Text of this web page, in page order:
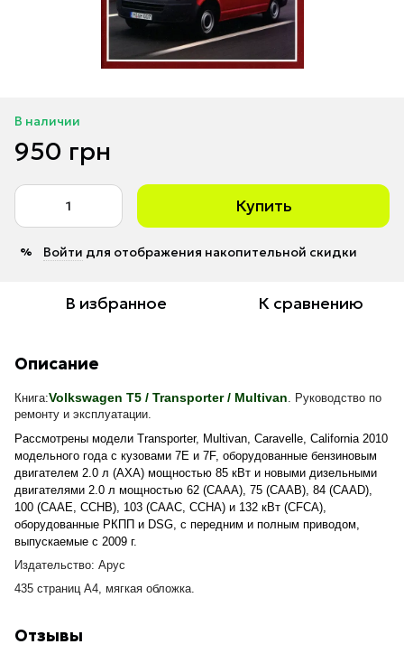
В наличии
950 грн
Купить
% Войти для отображения накопительной скидки
В избранное К сравнению
Описание
Книга:Volkswagen T5 / Transporter / Multivan . Руководство по
ремонту и эксплуатации.
Рассмотрены модели Transporter, Multivan, Caravelle, California 2010
модельного года с кузовами 7E и 7F, оборудованные бензиновым
двигателем 2.0 л (AXA) мощностью 85 кВт и новыми дизельными
двигателями 2.0 л мощностью 62 (CAAA), 75 (CAAB), 84 (CAAD),
100 (CAAE, CCHВ), 103 (CAAC, CCHA) и 132 кВт (CFCA),
оборудованные РКПП и DSG, с передним и полным приводом,
выпускаемые с 2009 г.
Издательство: Арус
435 страниц А4, мягкая обложка.
Отзывы